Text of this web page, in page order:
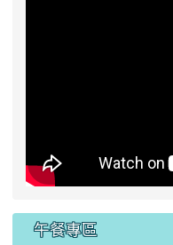
午餐專區